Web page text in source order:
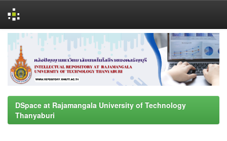
navigation
DSpace at Rajamangala University of Technology
Thanyaburi